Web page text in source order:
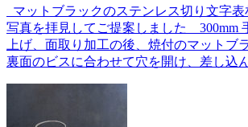
マットブラックのステンレス切り文字
写真を拝見してご提案しました 300mm
上げ、面取り加工の後、焼付のマットブ
裏面のビスに合わせて穴を開け、差し込